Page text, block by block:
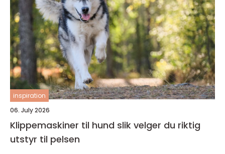
inspiration
06. July 2026
Klippemaskiner til hund slik velger du riktig
utstyr til pelsen